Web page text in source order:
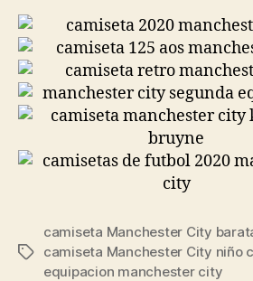
Etiquetas
camiseta Manchester City
camiseta Manchester City niño
equipacion manchester city